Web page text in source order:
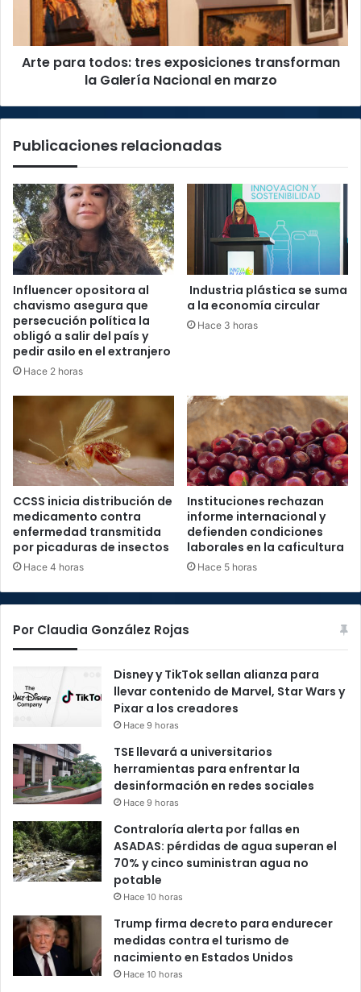
Galería
Nacional
enArte para todos: tres exposiciones transforman
la Galería Nacional en marzo
Publicaciones relacionadas
Influencer opositora al
chavismo asegura que
persecución política la
obligó a salir del país y
pedir asilo en el extranjero
Hace 2 horas
Industria plástica se suma
a la economía circular
Hace 3 horas
CCSS inicia distribución de
medicamento contra
enfermedad transmitida
por picaduras de insectos
Hace 4 horas
Instituciones rechazan
informe internacional y
defienden condiciones
laborales en la caficultura
Hace 5 horas
Por Claudia González Rojas
Disney y TikTok sellan alianza para
llevar contenido de Marvel, Star Wars y
Pixar a los creadores
Hace 9 horas
TSE llevará a universitarios
herramientas para enfrentar la
desinformación en redes sociales
Hace 9 horas
Contraloría alerta por fallas en
ASADAS: pérdidas de agua superan el
70% y cinco suministran agua no
potable
Hace 10 horas
Trump firma decreto para endurecer
medidas contra el turismo de
nacimiento en Estados Unidos
Hace 10 horas